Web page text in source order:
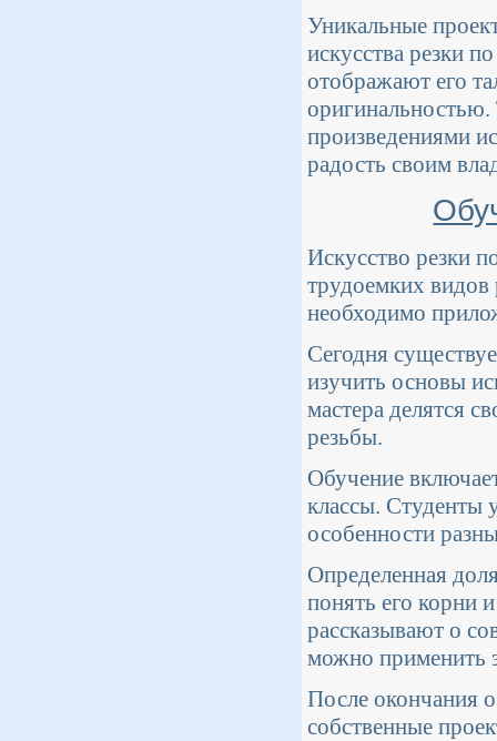
Уникальные
искусства резки
отображают его
оригинальностью.
произведениями
радость своим
Искусство резки
трудоемких видов
необходимо
Сегодня
изучить основы
мастера делятся
резьбы.
Обучение
классы. Студенты
особенности
Определенная
понять его корни
рассказывают о
можно применить
После окончания
собственные